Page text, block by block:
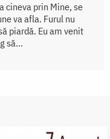
cineva prin Mine, se
va afla. Furul nu
piardă. Eu am venit
să...